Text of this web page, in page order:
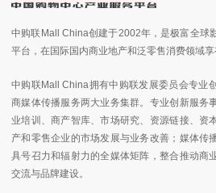
中购联Mall China创建于2002年，是极富全球
平台，在国际国内商业地产和泛零售消费领域享
中购联Mall China拥有中购联发展委员会专业
商媒体传播服务两大业务集群。专业创新服务
业培训、商产智库、市场研究、资源链接、资
产和零售企业的市场发展与业务改善；媒体传
具号召力和辐射力的全媒体矩阵，整合推动商
交流与品牌建设。